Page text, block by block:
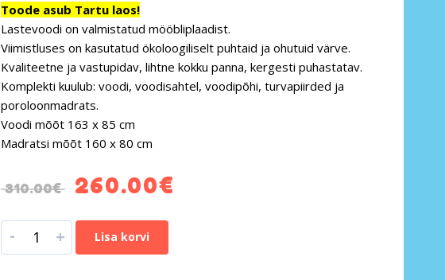
Toode asub Tartu laos!
Lastevoodi on valmistatud mööbliplaadist.
Viimistluses on kasutatud ökoloogiliselt puhtaid ja ohutuid värve.
Kvaliteetne ja vastupidav, lihtne kokku panna, kergesti puhastatav.
Komplekti kuulub: voodi, voodisahtel, voodipõhi, turvapiirded ja
poroloonmadrats.
Voodi mõõt 163 x 85 cm
Madratsi mõõt 160 x 80 cm
310.00€ 260.00€
- + Lisa korvi